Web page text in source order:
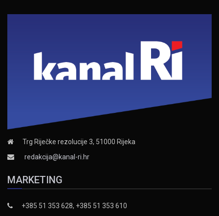
Trg Riječke rezolucije 3, 51000 Rijeka
redakcija@kanal-ri.hr
MARKETING
+385 51 353 628, +385 51 353 610